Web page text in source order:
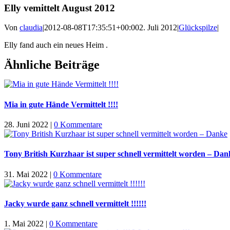
Elly vemittelt August 2012
Von claudia|2012-08-08T17:35:51+00:002. Juli 2012|Glückspilze|
Elly fand auch ein neues Heim .
Ähnliche Beiträge
Mia in gute Hände Vermittelt !!!!
28. Juni 2022 | 0 Kommentare
Tony British Kurzhaar ist super schnell vermittelt worden –
31. Mai 2022 | 0 Kommentare
Jacky wurde ganz schnell vermittelt !!!!!!
1. Mai 2022 | 0 Kommentare